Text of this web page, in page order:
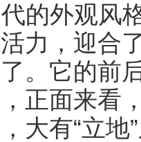
的外观风
力，迎合
。它的前
正面来看
大有“立